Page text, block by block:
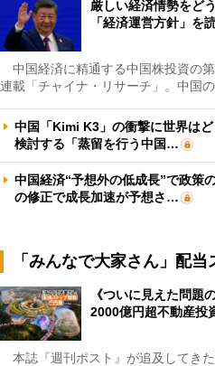
厳しい経済情勢をど
「経済運営方針」
中国経済に精通する中国株投資の
連載「チャイナ・リサーチ」。中国
中国「Kimi K3」の衝撃に世界は
検討する「蒸留を行う中国…
中国経済“予想外の低成長”で政
の修正で成長加速が予想さ…
「みんなで大家さん」配
《ついに見えた問題
2000億円超不動産投
本誌『週刊ポスト』が追及してき